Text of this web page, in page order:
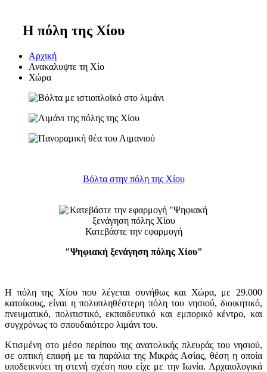
Η πόλη της Χίου
Αρχική
Ανακαλυψτε τη Χίο
Χώρα
Βόλτα στην πόλη της Χίου
Κατεβάστε την εφαρμογή
"Ψηφιακή ξενάγηση πόλης Χίου"
Η πόλη της Χίου που λέγεται συνήθως και Χώρα, με 29.000
κατοίκους, είναι η πολυπληθέστερη πόλη του νησιού, διοικητικό,
πνευματικό, πολιτιστικό, εκπαιδευτικό και εμπορικό κέντρο, και
συγχρόνως το σπουδαιότερο λιμάνι του.
Κτισμένη στο μέσο περίπου της ανατολικής πλευράς του νησιού,
σε οπτική επαφή με τα παράλια της Μικράς Ασίας, θέση η οποία
υποδεικνύει τη στενή σχέση που είχε με την Ιωνία. Αρχαιολογικά